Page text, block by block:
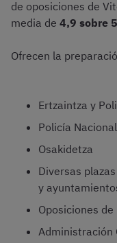
de oposiciones de
media de 4,9 sobre 5
Ofrecen la
Ertzaintza y
Policía
Osakidetza
Diversas
y
Oposiciones de
Administración